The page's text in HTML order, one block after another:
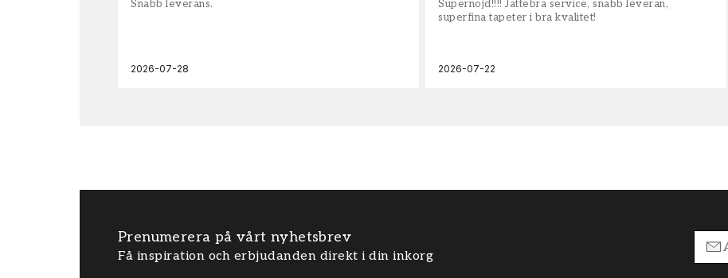
Snabb leverans.
2026-07-28
Supernöjd!!!! Jättebra service, snabb leveran,
superfina tapeter i bra kvalitet!
2026-07-22
Prenumerera på vårt nyhetsbrev
Få inspiration och erbjudanden direkt i din inkorg